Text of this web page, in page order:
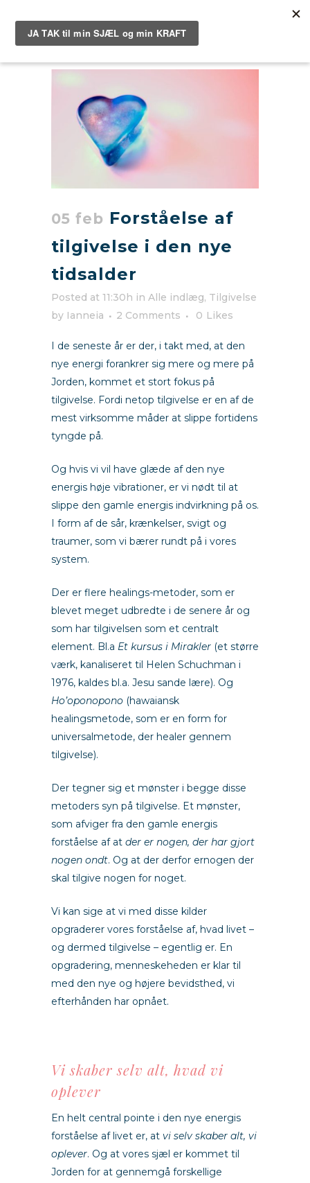
05 feb Forståelse af
tilgivelse i den nye
tidsalder
Posted at 11:30h in Alle indlæg, Tilgivelse
by Ianneia 2 Comments 0 Likes
I de seneste år er der, i takt med, at den
nye energi forankrer sig mere og mere på
Jorden, kommet et stort fokus på
tilgivelse. Fordi netop tilgivelse er en af de
mest virksomme måder at slippe fortidens
tyngde på.
Og hvis vi vil have glæde af den nye
energis høje vibrationer, er vi nødt til at
slippe den gamle energis indvirkning på os.
I form af de sår, krænkelser, svigt og
traumer, som vi bærer rundt på i vores
system.
Der er flere healings-metoder, som er
blevet meget udbredte i de senere år og
som har tilgivelsen som et centralt
element. Bl.a Et kursus i Mirakler (et større
værk, kanaliseret til Helen Schuchman i
1976, kaldes bl.a. Jesu sande lære). Og
Ho’oponopono (hawaiansk
healingsmetode, som er en form for
universalmetode, der healer gennem
tilgivelse).
Der tegner sig et mønster i begge disse
metoders syn på tilgivelse. Et mønster,
som afviger fra den gamle energis
forståelse af at der er nogen, der har gjort
nogen ondt. Og at der derfor ernogen der
skal tilgive nogen for noget.
Vi kan sige at vi med disse kilder
opgraderer vores forståelse af, hvad livet –
og dermed tilgivelse – egentlig er. En
opgradering, menneskeheden er klar til
med den nye og højere bevidsthed, vi
efterhånden har opnået.
Vi skaber selv alt, hvad vi
oplever
En helt central pointe i den nye energis
forståelse af livet er, at vi selv skaber alt, vi
oplever. Og at vores sjæl er kommet til
Jorden for at gennemgå forskellige